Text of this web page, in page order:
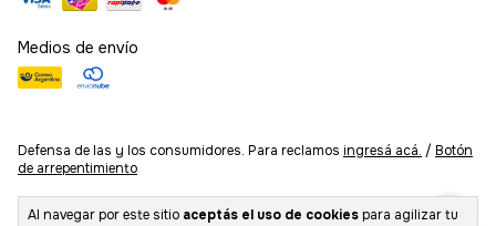
Al navegar por este sitio aceptás el uso de cookies para agilizar tu
Medios de envío
Defensa de las y los consumidores. Para reclamos ingresá acá. / Botón
de arrepentimiento